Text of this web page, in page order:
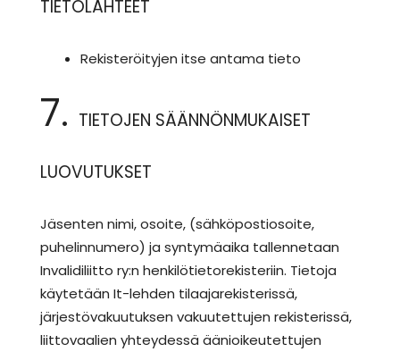
TIETOLÄHTEET
Rekisteröityjen itse antama tieto
7. TIETOJEN SÄÄNNÖNMUKAISET
LUOVUTUKSET
Jäsenten nimi, osoite, (sähköpostiosoite,
puhelinnumero) ja syntymäaika tallennetaan
Invalidiliitto ry:n henkilötietorekisteriin. Tietoja
käytetään It-lehden tilaajarekisterissä,
järjestövakuutuksen vakuutettujen rekisterissä,
liittovaalien yhteydessä äänioikeutettujen